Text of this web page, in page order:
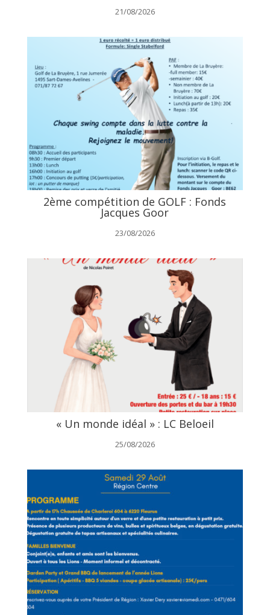
21/08/2026
2ème compétition de GOLF : Fonds
Jacques Goor
23/08/2026
« Un monde idéal » : LC Beloeil
25/08/2026